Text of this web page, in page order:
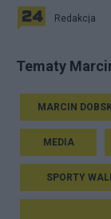
Redakcja
Tematy
MARCIN
MEDIA
SPORTY